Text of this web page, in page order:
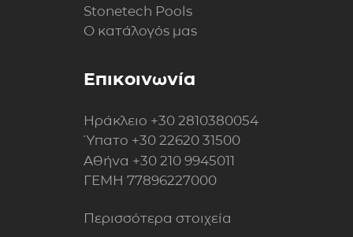
Stonetech Pools
Ο κατάλογός μας
Επικοινωνία
Ηράκλειο +30 2810380054
Ύπατο +30 22620 31500
Αθήνα +30 210 9945011
ΓΕΜΗ 77896227000
Περισσότερα στοιχεία